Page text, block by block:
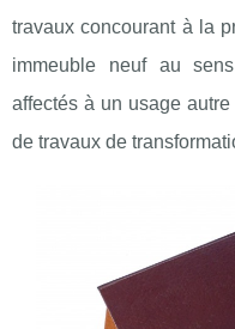
travaux concourant à la
immeuble neuf au
affectés à un usage
de travaux de